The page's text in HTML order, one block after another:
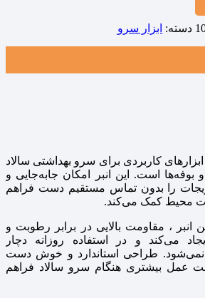
دسته: ابزار سرو
ابزارهای کاربردی برای سرو بهداشتی سالاد
بوفه‌ها است. این انبر امکان جابه‌جایی و
را بدون تماس مستقیم دست فراهم
محیط کمک می‌کند.
انبر ، مقاومت بالایی در برابر رطوبت و
می‌کند و در استفاده روزانه دچار
نمی‌شود. طراحی استاندارد و خوش‌ دست
عمل بیشتری هنگام سرو سالاد فراهم